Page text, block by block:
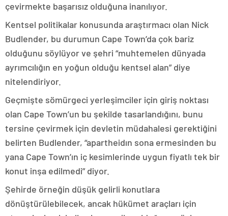
çevirmekte başarısız olduğuna inanılıyor.
Kentsel politikalar konusunda araştırmacı olan Nick
Budlender, bu durumun Cape Town’da çok bariz
olduğunu söylüyor ve şehri “muhtemelen dünyada
ayrımcılığın en yoğun olduğu kentsel alan” diye
nitelendiriyor.
Geçmişte sömürgeci yerleşimciler için giriş noktası
olan Cape Town’un bu şekilde tasarlandığını, bunu
tersine çevirmek için devletin müdahalesi gerektiğini
belirten Budlender, “apartheidın sona ermesinden bu
yana Cape Town’ın iç kesimlerinde uygun fiyatlı tek bir
konut inşa edilmedi” diyor.
Şehirde örneğin düşük gelirli konutlara
dönüştürülebilecek, ancak hükümet araçları için